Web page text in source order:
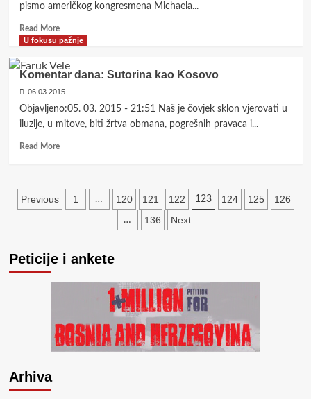
ravnopravnost
u
njemu
bila
moguća!
pismo američkog kongresmena Michaela...
Read MoreRead
more
IZETBEGOVIĆ
ODGOVORIO
KONGRESMENU
TURNERU:
POGREŠNA
ZA
U fokusu pažnje
Komentar dana: Sutorina kao Kosovo
06.03.2015
Objavljeno:05. 03. 2015 - 21:51 Naš je čovjek sklon vjerovati u
iluzije, u mitove, biti žrtva obmana, pogrešnih pravaca i...
Read MoreRead
dana:
Sutorina
Posts
Previous 1 … 120 121 122 123 124 125 126
… 136 Next
Peticije i ankete
Arhiva